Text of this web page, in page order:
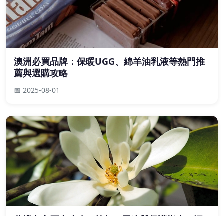
澳洲必買品牌：保暖UGG、綿羊油乳液等熱門推
薦與選購攻略
📅 2025-08-01